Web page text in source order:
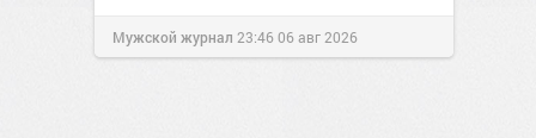
Мужской журнал 23:4606 авг 2026